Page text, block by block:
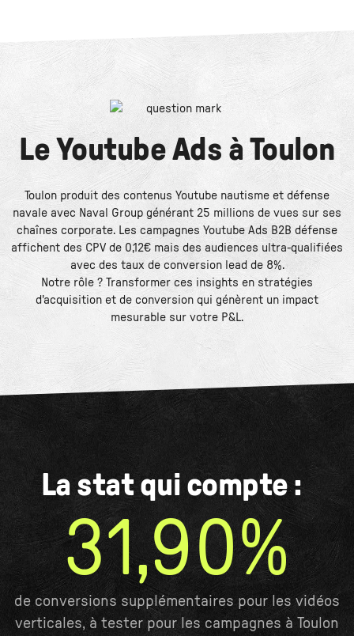
Le Youtube Ads àToulon
Toulon produit des contenus Youtube nautisme et défense
navale avec Naval Group générant 25 millions de vues sur ses
chaînes corporate. Les campagnes Youtube Ads B2B défense
affichent des CPV de 0,12€ mais des audiences ultra-qualifiées
avec des taux de conversion lead de 8%.
Notre rôle ? Transformer ces insights en stratégies
d'acquisition et de conversion qui génèrent un impact
mesurable sur votre P&L.
La stat qui compte :
31,90%
de conversions supplémentaires pour les vidéos
verticales, à tester pour les campagnes à Toulon